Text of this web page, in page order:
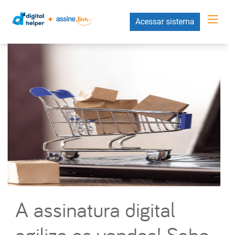
Acessar sistema
A assinatura digital